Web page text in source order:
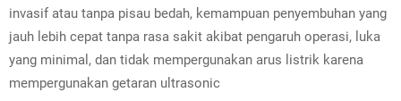
invasif atau tanpa pisau bedah, kemampuan penyembuhan yang
jauh lebih cepat tanpa rasa sakit akibat pengaruh operasi, luka
yang minimal, dan tidak mempergunakan arus listrik karena
mempergunakan getaran ultrasonic